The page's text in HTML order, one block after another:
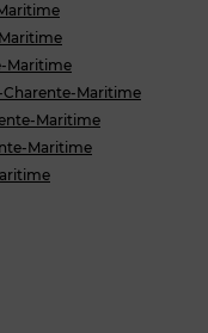
Maritime
Charente-Maritime
Maritime
Maritime